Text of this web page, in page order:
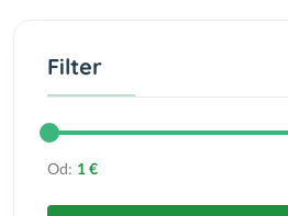
Filter
Od: 1 €